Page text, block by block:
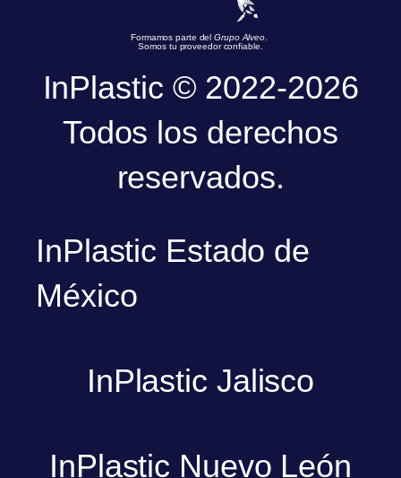
Formamos parte delGrupo Alveo
Somos tu proveedor confiable.
InPlastic © 2022-2026
Todos los derechos
reservados.
InPlastic Estado de
México
InPlastic Jalisco
InPlastic Nuevo León